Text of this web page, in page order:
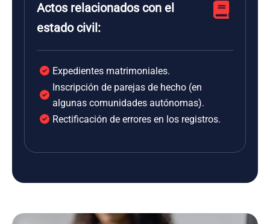
Actos relacionados con el
estado civil:
Expedientes matrimoniales.
Inscripción de parejas de hecho (en
algunas comunidades autónomas).
Rectificación de errores en los registros.